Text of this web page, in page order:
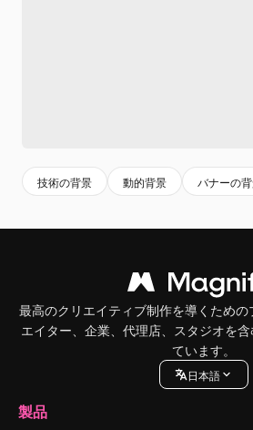
技術の背景 動的背景 バナーの
最高のクリエイティブ制作を導くための
エイター、企業、代理店、スタジオを
ています。
日本語
製品